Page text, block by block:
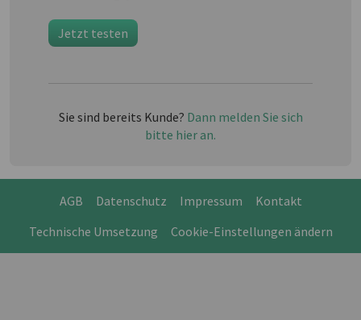
Jetzt testen
Sie sind bereits Kunde? Dann melden Sie sich
bitte hier an.
AGB Datenschutz Impressum
Kontakt
Technische Umsetzung
Cookie-Einstellungen ändern